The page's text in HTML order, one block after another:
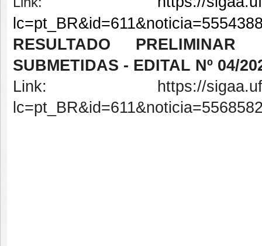
RESULTADO
SUBMETIDAS - EDITAL Nº 04/
Link: https://sigaa.ufpi.br/